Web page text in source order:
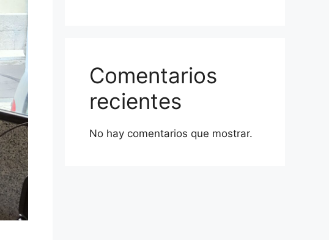
Comentarios
recientes
No hay comentarios que mostrar.